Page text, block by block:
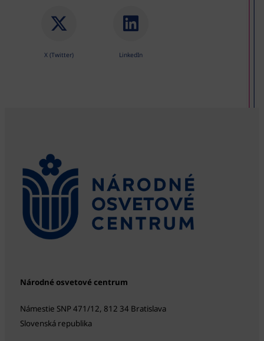
X (Twitter) LinkedIn
Národné osvetové centrum
Námestie SNP 471/12, 812 34 Bratislava
Slovenská republika